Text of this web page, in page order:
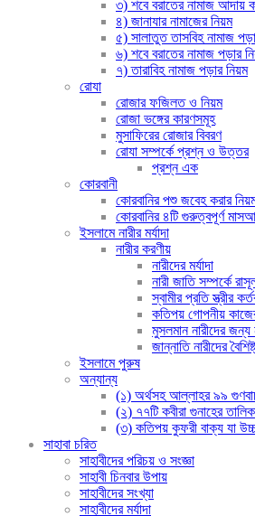
৩) শবে বরাতের নামাজ আদায়
৪) জানাযার নামাজের নিয়ম
৫) সালাতুত তাসবিহ নামাজ
৬) শবে বরাতের নামাজ পড়ার
৭) তারাবিহ নামাজ পড়ার নিয়ম
রোযা
রোজার ফজিলত ও নিয়ম
রোজা ভঙ্গের কারণসমূহ
মুসাফিরের রোজার বিবরণ
রোযা সম্পর্কে প্রশ্ন ও উত্তর
প্রশ্ন এক
কোরবানী
কোরবানির পশু জবেহ করার
কোরবানির ৪টি গুরুত্বপূর্ণ
ইসলামে নারীর মর্যাদা
নারীর করণীয়
নারীদের মর্যাদা
নারী জাতি সম্পর্কে
স্বামীর প্রতি স্ত্রীর
কতিপয় গোপনীয়
মুসলমান নারীদের
জান্নাতি নারীদের
ইসলামে পুরুষ
অন্যান্য
(১) অর্থসহ আল্লাহর ৯৯
(২) ৭৭টি কবীরা গুনাহের
(৩) কতিপয় কুফরী বাক্য যা
সাহাবা চরিত
সাহাবীদের পরিচয় ও সংজ্ঞা
সাহাবী চিনবার উপায়
সাহাবীদের সংখ্যা
সাহাবীদের মর্যাদা